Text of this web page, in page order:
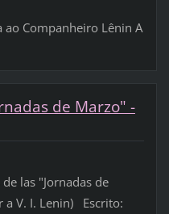
ao Companheiro Lênin A
de Marzo" -
las "Jornadas de
a V. I. Lenin) Escrito: